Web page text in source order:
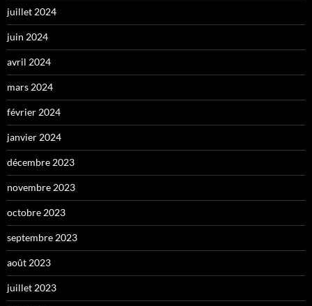
juillet 2024
juin 2024
avril 2024
mars 2024
février 2024
janvier 2024
décembre 2023
novembre 2023
octobre 2023
septembre 2023
août 2023
juillet 2023